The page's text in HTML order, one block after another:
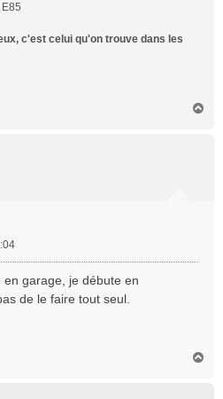
c'est celui qu'on trouve dans les
garage, je débute en
de le faire tout seul.